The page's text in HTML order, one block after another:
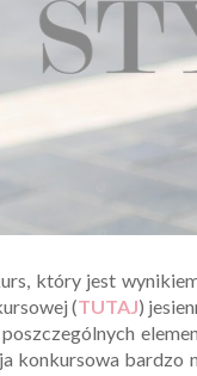
który jest
(TUTAJ)
konkursowa bardzo